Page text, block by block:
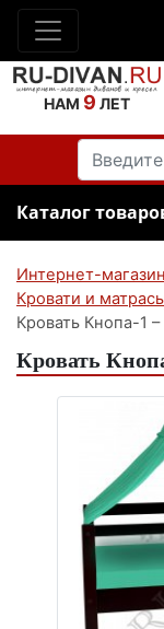
НАМ 9 ЛЕТ
Каталог
Интернет-
Кровати и
Кровать Кнопа-1
Кровать